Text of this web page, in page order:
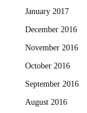
January 2017
December 2016
November 2016
October 2016
September 2016
August 2016